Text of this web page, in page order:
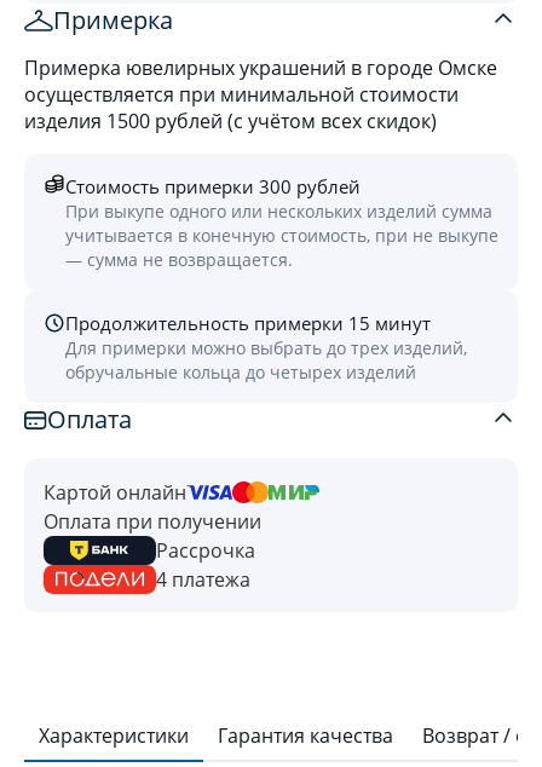
Примерка
Примерка ювелирных украшений в городе Омске
осуществляется при минимальной стоимости
изделия 1500 рублей (с учётом всех скидок)
Стоимость примерки 300 рублей
При выкупе одного или нескольких изделий сумма
учитывается в конечную стоимость, при не выкупе
— сумма не возвращается.
Продолжительность примерки 15 минут
Для примерки можно выбрать до трех изделий,
обручальные кольца до четырех изделий
Оплата
Картой онлайн
Оплата при получении
Рассрочка
4 платежа
Характеристики Гарантия качества Возврат /